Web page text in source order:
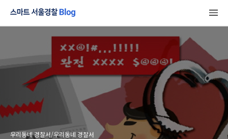
우리동네 경찰서/우리동네 경찰서